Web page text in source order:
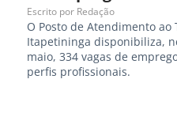
Escrito por Redação
O Posto de Atendimento ao
Itapetininga disponibiliza,
maio, 334 vagas de
perfis profissionais.